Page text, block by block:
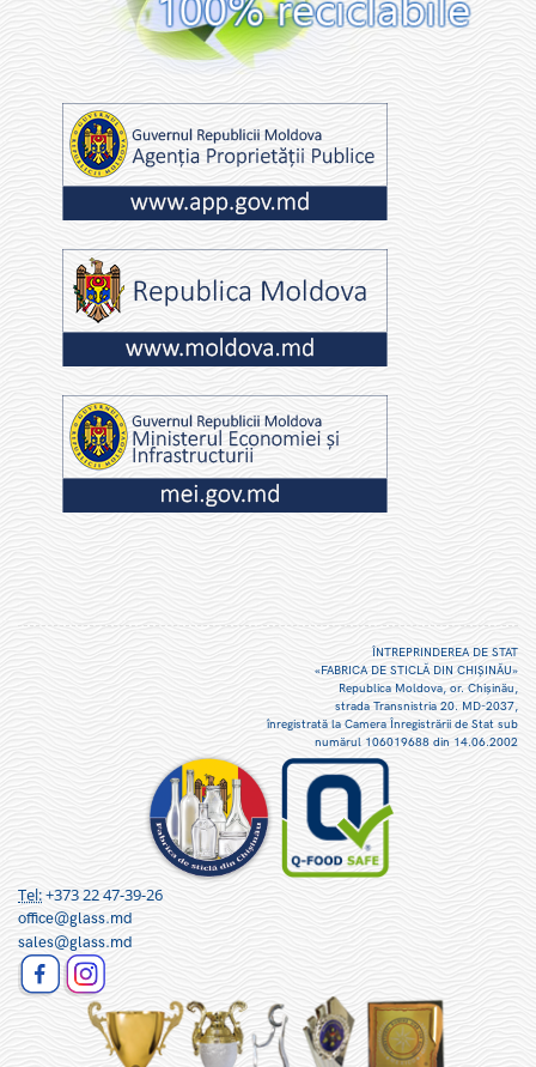
ÎNTREPRINDEREA DE STAT
«FABRICA DE STICLĂ DIN CHIŞINĂU»
Republica Moldova, or. Chişinău,
strada Transnistria 20. MD-2037,
înregistrată la Camera Înregistrării de Stat sub
numărul 106019688 din 14.06.2002
Tel:+373 22 47-39-26
office@glass.md
sales@glass.md